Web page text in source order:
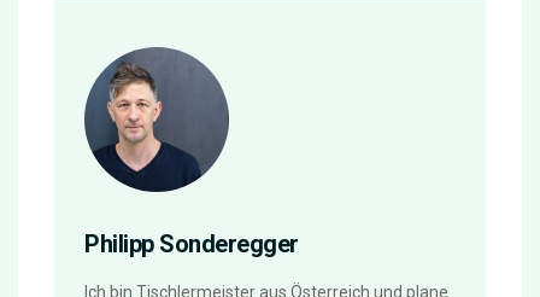
Philipp Sonderegger
Ich bin Tischlermeister aus Österreich und plane